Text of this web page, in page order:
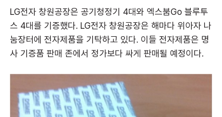
LG전자 창원공장은 공기청정기 4대와 엑스붐Go 블루투
스 4대를 기증했다. LG전자 창원공장은 해마다 위아자 나
눔장터에 전자제품을 기탁하고 있다. 이들 전자제품은 명
사 기증품 판매 존에서 정가보다 싸게 판매될 예정이다.